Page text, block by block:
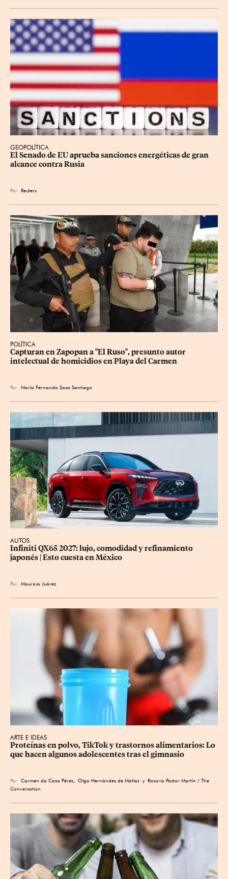
GEOPOLÍTICA
El Senado de EU aprueba sanciones energéticas de gran
alcance contra Rusia
Por Reuters
POLÍTICA
Capturan en Zapopan a "El Ruso", presunto autor
intelectual de homicidios en Playa del Carmen
Por María Fernanda Sosa Santiago
AUTOS
Infiniti QX65 2027: lujo, comodidad y refinamiento
japonés | Esto cuesta en México
Por Mauricio Juárez
ARTE E IDEAS
Proteínas en polvo, TikTok y trastornos alimentarios: Lo
que hacen algunos adolescentes tras el gimnasio
Por Carmen da Casa Pérez Olga Hernández de Matías y Rosario Pastor Martín / The
Conversation